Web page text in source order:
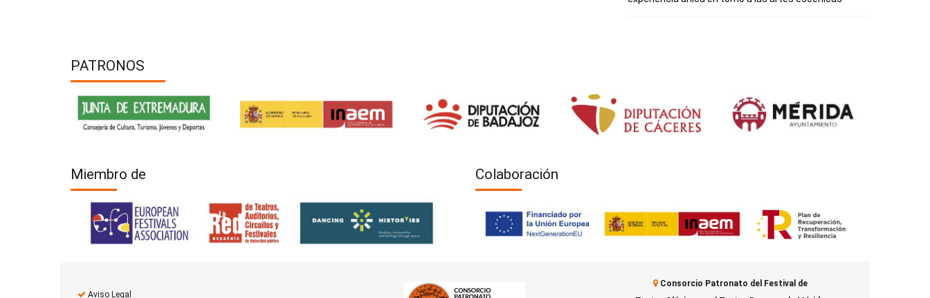
PATRONOS
Miembro de Colaboración
Aviso Legal
Consorcio Patronato del Festival de